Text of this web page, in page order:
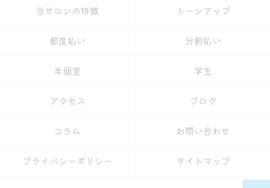
当サロンの特徴 トーンアップ
都度払い 分割払い
半個室 学生
アクセス ブログ
コラム お問い合わせ
プライバシーポリシー サイトマップ